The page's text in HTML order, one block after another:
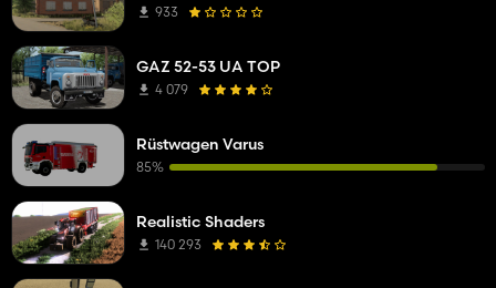
933
GAZ 52-53 UA TOP
4 079
Rüstwagen Varus
85%
Realistic Shaders
140 293